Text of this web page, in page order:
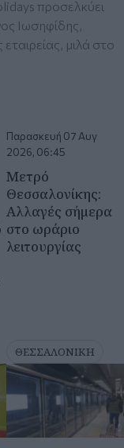
2026, 06:45
Μετρό
Θεσσαλονίκης:
ΘΕΣΣΑΛΟΝΙΚΗ